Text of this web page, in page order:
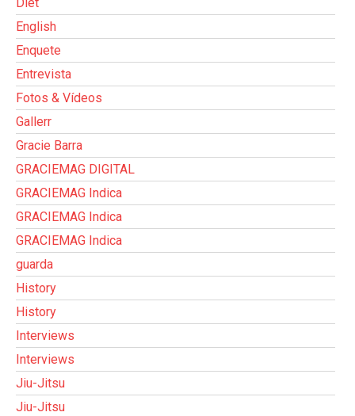
English
Enquete
Entrevista
Fotos & Vídeos
Gallerr
Gracie Barra
GRACIEMAG DIGITAL
GRACIEMAG Indica
GRACIEMAG Indica
GRACIEMAG Indica
guarda
History
History
Interviews
Interviews
Jiu-Jitsu
Jiu-Jitsu